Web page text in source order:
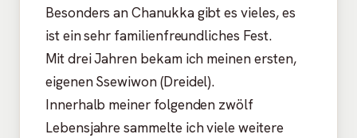
Besonders an Chanukka gibt es vieles, es
ist ein sehr familienfreundliches Fest.
Mit drei Jahren bekam ich meinen ersten,
eigenen Ssewiwon (Dreidel).
Innerhalb meiner folgenden zwölf
Lebensjahre sammelte ich viele weitere